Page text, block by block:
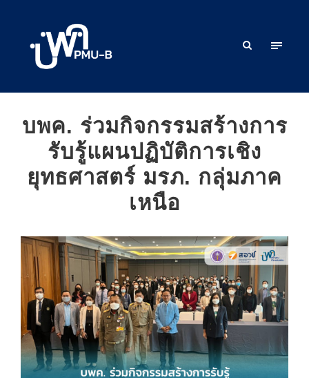
บพค. ร่วมกิจกรรมสร้างการ
รับรู้แผนปฏิบัติการเชิง
ยุทธศาสตร์ มรภ. กลุ่มภาค
เหนือ